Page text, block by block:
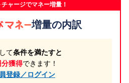
ャージでマネー増量！
増量の内訳
て条件を満たすと
獲得できます！
登録／ログイン